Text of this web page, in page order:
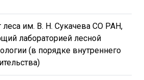
леса им. В. Н. Сукачева СО РАН,
лабораторией лесной
(в порядке внутреннего